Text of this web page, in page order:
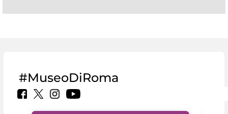
#MuseoDiRoma